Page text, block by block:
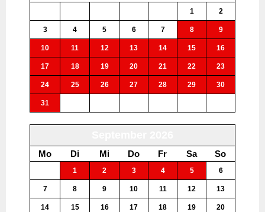
1 2
3 4 5 6 7 8 9
10 11 12 13 14 15 16
17 18 19 20 21 22 23
24 25 26 27 28 29 30
31
Mo Di Mi Do Fr Sa So
1 2 3 4 5 6
7 8 9 10 11 12 13
14 15 16 17 18 19 20